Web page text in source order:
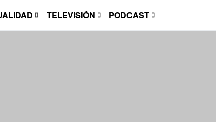
TELEVISIÓN PODCAST